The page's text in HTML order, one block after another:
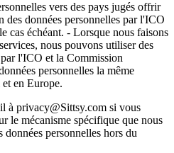
vers des pays jugés offrir
des données personnelles par l'ICO
cas échéant. - Lorsque nous faisons
nous pouvons utiliser des
l'ICO et la Commission
personnelles la même
en Europe.
à privacy@Sittsy.com si vous
le mécanisme spécifique que nous
personnelles hors du